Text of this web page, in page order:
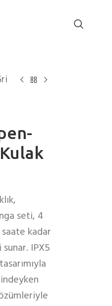
seti, 4
kadar
IPX5